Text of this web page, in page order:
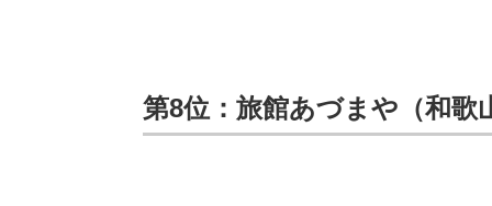
第8位：旅館あづまや（和歌